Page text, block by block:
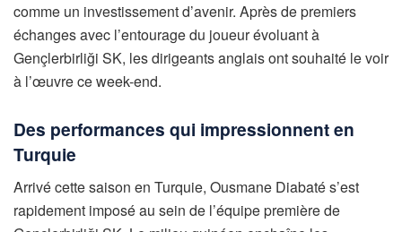
comme un investissement d’avenir. Après de premiers
échanges avec l’entourage du joueur évoluant à
Gençlerbirliği SK, les dirigeants anglais ont souhaité le voir
à l’œuvre ce week-end.
Des performances qui impressionnent en
Turquie
Arrivé cette saison en Turquie, Ousmane Diabaté s’est
rapidement imposé au sein de l’équipe première de